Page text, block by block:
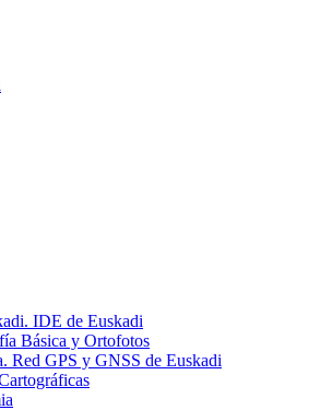
IDE de Euskadi
Básica y Ortofotos
Red GPS y GNSS de Euskadi